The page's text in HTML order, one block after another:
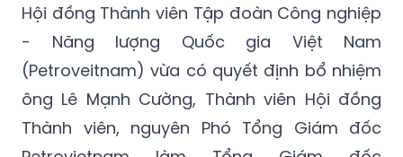
Hội đồng Thành viên Tập đoàn Công nghiệp
- Năng lượng Quốc gia Việt Nam
(Petroveitnam) vừa có quyết định bổ nhiệm
ông Lê Mạnh Cường, Thành viên Hội đồng
Thành viên, nguyên Phó Tổng Giám đốc